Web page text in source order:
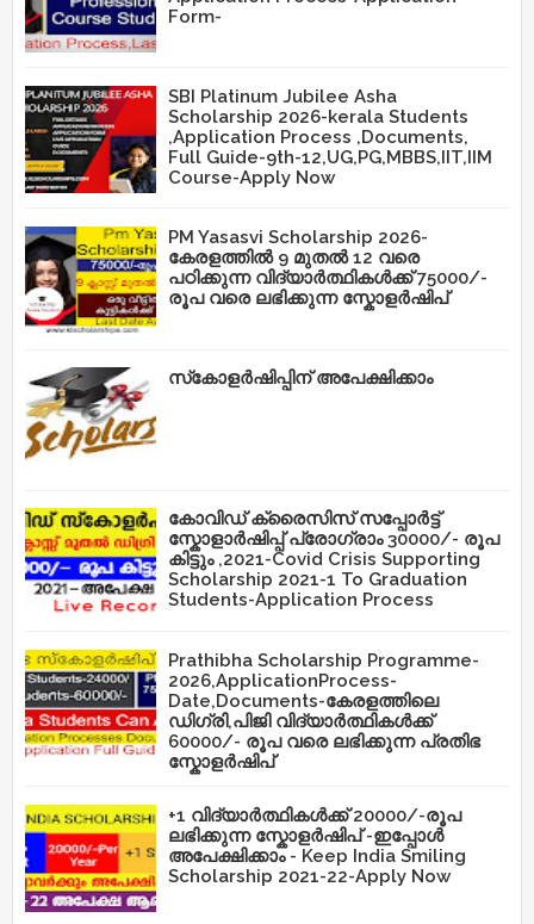
Form-
SBI Platinum Jubilee Asha
Scholarship 2026-kerala Students
,Application Process ,Documents,
Full Guide-9th-12,UG,PG,MBBS,IIT,IIM
Course-Apply Now
PM Yasasvi Scholarship 2026-
കേരളത്തിൽ 9 മുതൽ 12 വരെ
പഠിക്കുന്ന വിദ്യാർത്ഥികൾക്ക് 75000/-
രൂപ വരെ ലഭിക്കുന്ന സ്കോളർഷിപ്
സ്‌കോളർഷിപ്പിന് അപേക്ഷിക്കാം
കോവിഡ് ക്രൈസിസ് സപ്പോർട്ട്
സ്കോളാർഷിപ്പ് പ്രോഗ്രാം 30000/- രൂപ
കിട്ടും ,2021-Covid Crisis Supporting
Scholarship 2021-1 To Graduation
Students-Application Process
Prathibha Scholarship Programme-
2026,ApplicationProcess-
Date,Documents-കേരളത്തിലെ
ഡിഗ്രി,പിജി വിദ്യാർത്ഥികൾക്ക്
60000/- രൂപ വരെ ലഭിക്കുന്ന പ്രതിഭ
സ്കോളർഷിപ്
+1 വിദ്യാർത്ഥികൾക്ക് 20000/-രൂപ
ലഭിക്കുന്ന സ്കോളർഷിപ് -ഇപ്പോൾ
അപേക്ഷിക്കാം - Keep India Smiling
Scholarship 2021-22-Apply Now